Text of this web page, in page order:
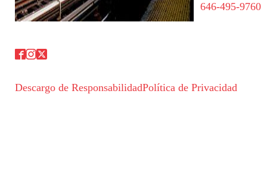
646-495-9760
Descargo de ResponsabilidadPolítica de Privacidad